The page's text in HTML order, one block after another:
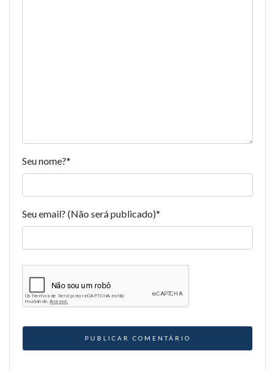
Seu nome?*
Seu email? (Não será publicado)*